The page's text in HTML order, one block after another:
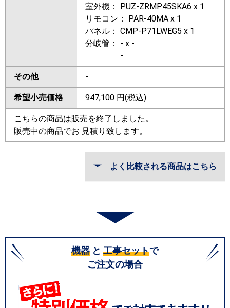
室外機： PUZ-ZRMP45SKA6 x 1
リモコン： PAR-40MA x 1
パネル： CMP-P71LWEG5 x 1
分岐管： - x -
-
その他 -
希望小売価格 947,100 円(税込)
こちらの商品は販売を終了しました。
販売中の商品でお 見積り致します。
よく比較される商品はこちら
機器 と 工事セットで
ご注文の場合